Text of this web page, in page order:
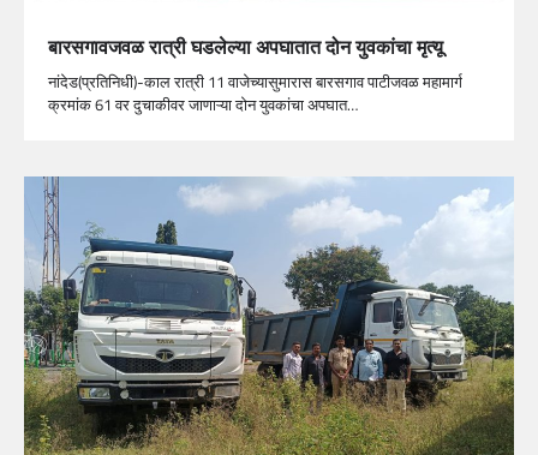
बारसगावजवळ रात्री घडलेल्या अपघातात दोन युवकांचा मृत्यू
नांदेड(प्रतिनिधी)-काल रात्री 11 वाजेच्यासुमारास बारसगाव पाटीजवळ महामार्ग
क्रमांक 61 वर दुचाकीवर जाणाऱ्या दोन युवकांचा अपघात…